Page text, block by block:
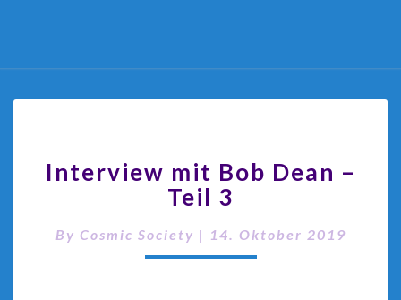
Interview mit Bob Dean –
Teil 3
By Cosmic Society | 14. Oktober 2019